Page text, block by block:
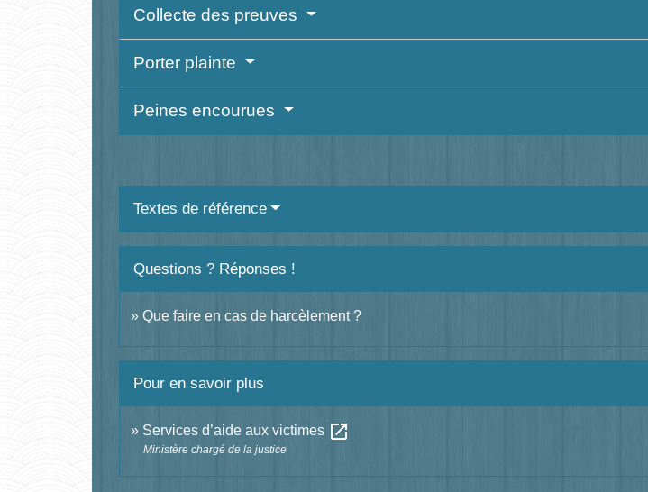
Collecte des preuves
Porter plainte
Peines encourues
Textes de référence
Questions ? Réponses !
Que faire en cas de harcèlement ?
Pour en savoir plus
Services d’aide aux victimes open_in_new
Ministère chargé de la justice